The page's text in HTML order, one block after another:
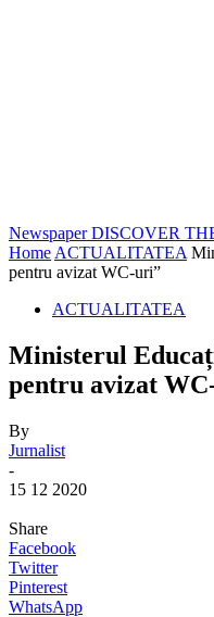
Newspaper DISCOVER
Home ACTUALITATEA
pentru avizat WC-uri”
ACTUALITATEA
Ministerul
pentru avizat
By
Jurnalist
-
15 12 2020
Share
Facebook
Twitter
Pinterest
WhatsApp